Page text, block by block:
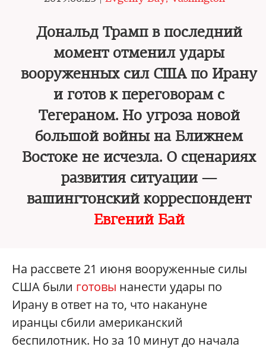
Дональд Трамп в последний
момент отменил удары
вооруженных сил США по Ирану
и готов к переговорам с
Тегераном. Но угроза новой
большой войны на Ближнем
Востоке не исчезла. О сценариях
развития ситуации —
вашингтонский корреспондент
Евгений Бай
На рассвете 21 июня вооруженные силы
США были готовы нанести удары по
Ирану в ответ на то, что накануне
иранцы сбили американский
беспилотник. Но за 10 минут до начала